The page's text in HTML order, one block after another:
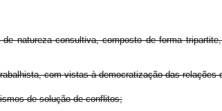
natureza consultiva, composto de forma
com vistas à democratização das relações
de solução de conflitos;